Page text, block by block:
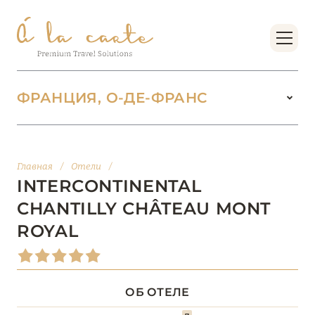
ФРАНЦИЯ, О-ДЕ-ФРАНС
БОРДО (НОВАЯ
АКВИТАНИЯ)
БРЕТАНЬ
Главная / Отели /
INTERCONTINENTAL
CHANTILLY CHÂTEAU MONT
ROYAL
ОБ ОТЕЛЕ